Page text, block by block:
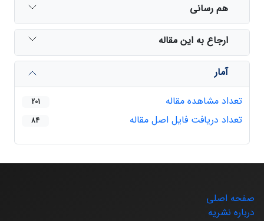
هم رسانی
ارجاع به این مقاله
آمار
تعداد مشاهده مقاله
201
تعداد دریافت فایل اصل مقاله 84
صفحه اصلی
درباره نشریه